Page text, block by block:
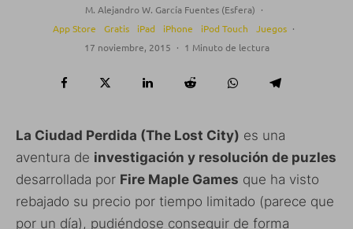
M. Alejandro W. García Fuentes (Esfera) ·
App Store
Gratis iPad iPhone iPod Touch Juegos ·
17 noviembre, 2015 · 1 Minuto de lectura
La Ciudad Perdida (The Lost City) es una
aventura de investigación y resolución de puzles
desarrollada por Fire Maple Games que ha visto
rebajado su precio por tiempo limitado (parece que
por un día), pudiéndose conseguir de forma